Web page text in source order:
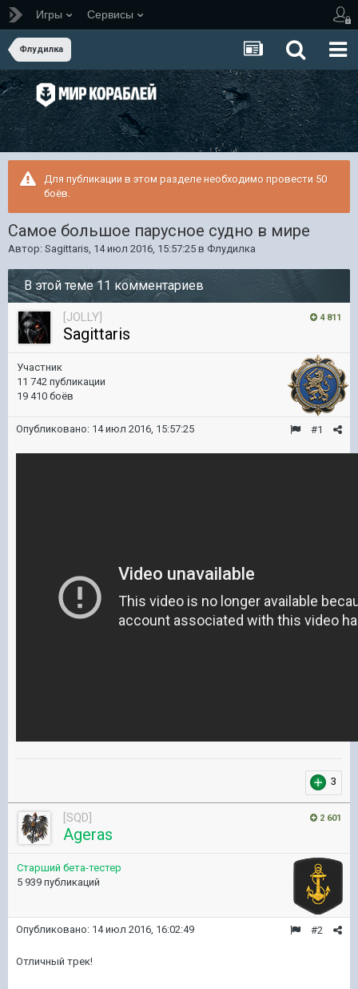
Игры Сервисы
Флудилка
Для публикации в этом разделе необходимо провести 50
боёв.
Самое большое парусное судно в мире
Автор: Sagittaris, 14 июл 2016, 15:57:25 в Флудилка
В этой теме 11 комментариев
4 811
[JOLLY]
Sagittaris
Участник
11 742 публикации
19 410 боёв
#1
Опубликовано: 14 июл 2016, 15:57:25
3
2 601
[SQD]
Ageras
Старший бета-тестер
5 939 публикаций
#2
Опубликовано: 14 июл 2016, 16:02:49
Отличный трек!